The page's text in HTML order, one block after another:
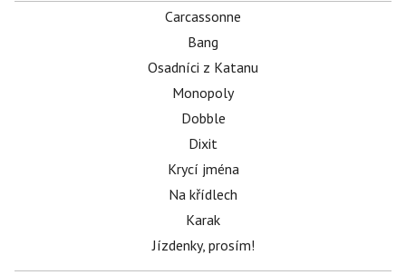
Carcassonne
Bang
Osadníci z Katanu
Monopoly
Dobble
Dixit
Krycí jména
Na křídlech
Karak
Jízdenky, prosím!